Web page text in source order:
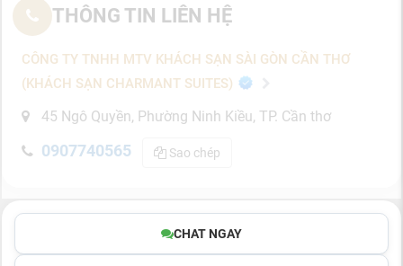
THÔNG TIN LIÊN HỆ
CÔNG TY TNHH MTV KHÁCH SẠN SÀI GÒN CẦN THƠ
(KHÁCH SẠN CHARMANT SUITES)
45 Ngô Quyền, Phường Ninh Kiều, TP. Cần thơ
0907740565 Sao chép
CHAT NGAY